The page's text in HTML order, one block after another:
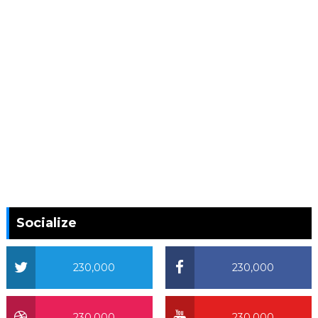
Socialize
230,000
230,000